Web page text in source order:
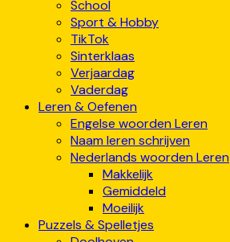
School
Sport & Hobby
TikTok
Sinterklaas
Verjaardag
Vaderdag
Leren & Oefenen
Engelse woorden Leren
Naam leren schrijven
Nederlands woorden Leren
Makkelijk
Gemiddeld
Moeilijk
Puzzels & Spelletjes